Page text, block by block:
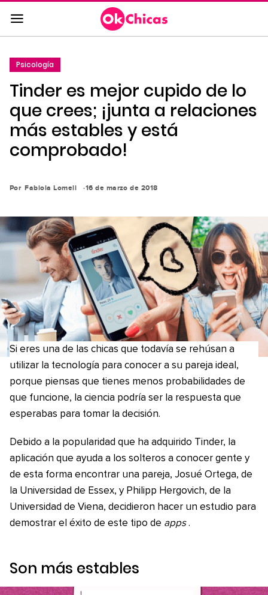
Saltar
al
contenido
la
navegación
principal
Psicología
Tinder es mejor cupido de lo
que crees; ¡junta a relaciones
más estables y está
comprobado!
Por Fabiola Lomeli 16 de marzo de 2018
Si eres una de las chicas que todavía se rehúsan a
utilizar la tecnología para conocer a su pareja ideal,
porque piensas que tienes menos probabilidades de
que funcione, la ciencia podría ser la respuesta que
esperabas para tomar la decisión.
Debido a la popularidad que ha adquirido Tinder, la
aplicación que ayuda a los solteros a conocer gente y
de esta forma encontrar una pareja, Josué Ortega, de
la Universidad de Essex, y Philipp Hergovich, de la
Universidad de Viena, decidieron hacer un estudio para
demostrar el éxito de este tipo de apps .
Son más estables